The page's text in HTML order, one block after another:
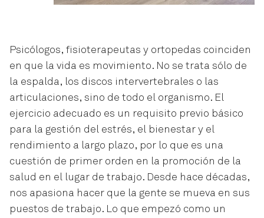
Psicólogos, fisioterapeutas y ortopedas coinciden
en que la vida es movimiento. No se trata sólo de
la espalda, los discos intervertebrales o las
articulaciones, sino de todo el organismo. El
ejercicio adecuado es un requisito previo básico
para la gestión del estrés, el bienestar y el
rendimiento a largo plazo, por lo que es una
cuestión de primer orden en la promoción de la
salud en el lugar de trabajo. Desde hace décadas,
nos apasiona hacer que la gente se mueva en sus
puestos de trabajo. Lo que empezó como un